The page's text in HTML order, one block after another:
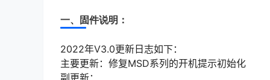
一、固件说明：
2022年V3.0更新日志如下：
主要更新：修复MSD系列的开机提示初始化